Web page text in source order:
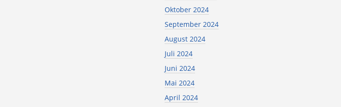
Oktober 2024
September 2024
August 2024
Juli 2024
Juni 2024
Mai 2024
April 2024